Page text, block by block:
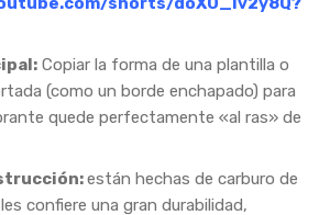
Copiar la forma de una plantilla o
(como un borde enchapado) para
quede perfectamente «al ras» de
están hechas de carburo de
confiere una gran durabilidad,